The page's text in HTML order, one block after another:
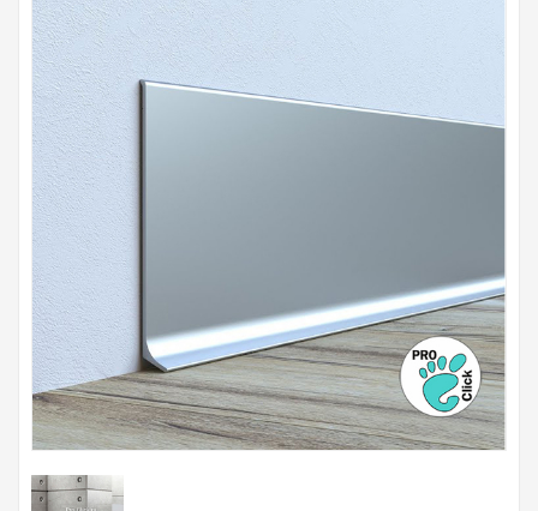
Плинтуса
Профили для стекла и SPC
Обводы для труб
Алюминиевые профили
Крепёж и крепления
Садовая мебель
Оплата
Доставка
Самовывоз
Контакты